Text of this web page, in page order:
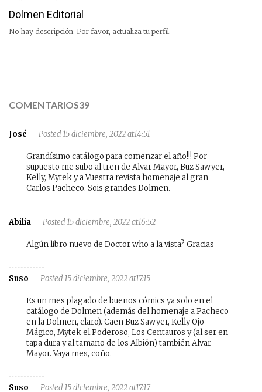
Dolmen Editorial
No hay descripción. Por favor, actualiza tu perfil.
COMENTARIOS39
José Posted 15 diciembre, 2022 at14:51
Grandísimo catálogo para comenzar el año!!! Por
supuesto me subo al tren de Alvar Mayor, Buz Sawyer,
Kelly, Mytek y a Vuestra revista homenaje al gran
Carlos Pacheco. Sois grandes Dolmen.
Abilia Posted 15 diciembre, 2022 at16:52
Algún libro nuevo de Doctor who a la vista? Gracias
Suso Posted 15 diciembre, 2022 at17:15
Es un mes plagado de buenos cómics ya solo en el
catálogo de Dolmen (además del homenaje a Pacheco
en la Dolmen, claro). Caen Buz Sawyer, Kelly Ojo
Mágico, Mytek el Poderoso, Los Centauros y (al ser en
tapa dura y al tamaño de los Albión) también Alvar
Mayor. Vaya mes, coño.
Suso Posted 15 diciembre, 2022 at17:17